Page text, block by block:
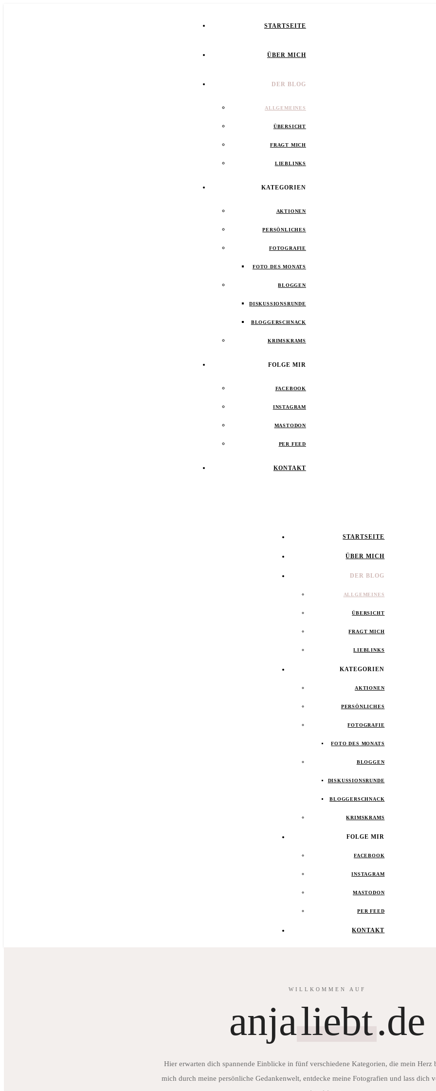
STARTSEITE
ÜBER MICH
DER BLOG
ALLGEMEINES
ÜBERSICHT
FRAGT MICH
LIEBLINKS
KATEGORIEN
AKTIONEN
PERSÖNLICHES
FOTOGRAFIE
FOTO DES MONATS
BLOGGEN
DISKUSSIONSRUNDE
BLOGGERSCHNACK
KRIMSKRAMS
FOLGE MIR
FACEBOOK
INSTAGRAM
MASTODON
PER FEED
KONTAKT
STARTSEITE
ÜBER MICH
DER BLOG
ALLGEMEINES
ÜBERSICHT
FRAGT MICH
LIEBLINKS
KATEGORIEN
AKTIONEN
PERSÖNLICHES
FOTOGRAFIE
FOTO DES MONATS
BLOGGEN
DISKUSSIONSRUNDE
BLOGGERSCHNACK
KRIMSKRAMS
FOLGE MIR
FACEBOOK
INSTAGRAM
MASTODON
PER FEED
KONTAKT
WILLKOMMEN AUF
anjaliebt.de
Hier erwarten dich spannende Einblicke in fünf verschiedene Kategorien, die mein Herz
mich durch meine persönliche Gedankenwelt, entdecke meine Fotografien und lass dich